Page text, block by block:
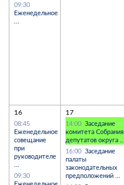
09:30
Еженедельное
16
08:45
Еженедельное
совещание
при
руководителе
09:30
17
14:00 Заседание
комитета Собрания
депутатов округа ...
16:00 Заседание
палаты
законодательных
предположений ...